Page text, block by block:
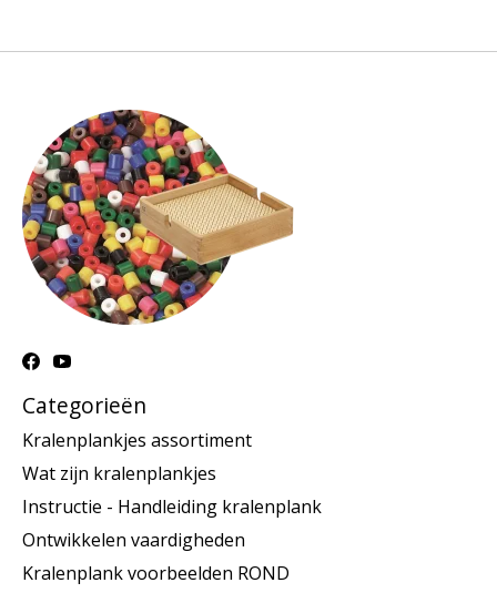
Categorieën
Kralenplankjes assortiment
Wat zijn kralenplankjes
Instructie - Handleiding kralenplank
Ontwikkelen vaardigheden
Kralenplank voorbeelden ROND